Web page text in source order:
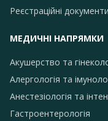
Реєстраційні документи
МЕДИЧНІ НАПРЯМКИ
Акушерство та
Алергологія та
Анестезіологія та
Гастроентерологія